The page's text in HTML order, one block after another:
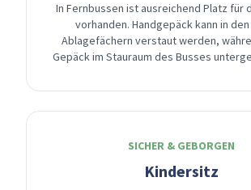
In Fernbussen ist ausreichend Platz für
vorhanden. Handgepäck kann in
Ablagefächern verstaut werden,
Gepäck im Stauraum des Busses
SICHER & GEBORGEN
Kindersitz